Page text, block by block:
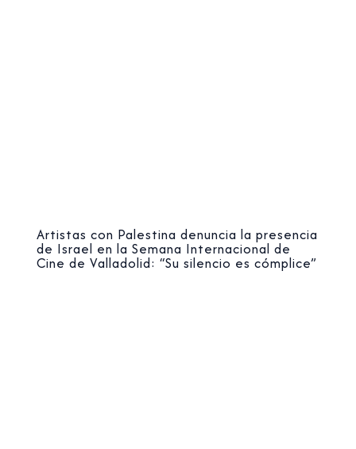
Artistas con Palestina denuncia la presencia
de Israel en la Semana Internacional de
Cine de Valladolid: “Su silencio es cómplice”